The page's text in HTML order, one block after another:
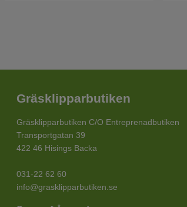
Gräsklipparbutiken
Gräsklipparbutiken C/O Entreprenadbutiken
Transportgatan 39
422 46 Hisings Backa
031-22 62 60
info@grasklipparbutiken.se